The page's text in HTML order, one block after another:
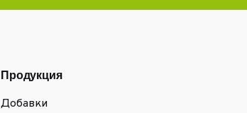
Продукция
Добавки